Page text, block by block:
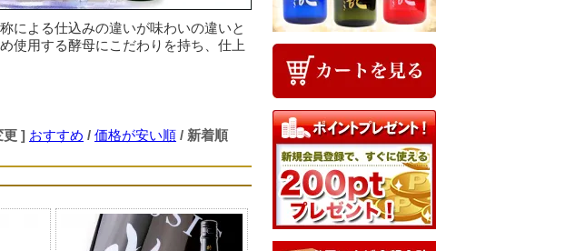
による仕込みの違いが味わいの違いと
使用する酵母にこだわりを持ち、仕上
更 ] おすすめ / 価格が安い順 / 新着順